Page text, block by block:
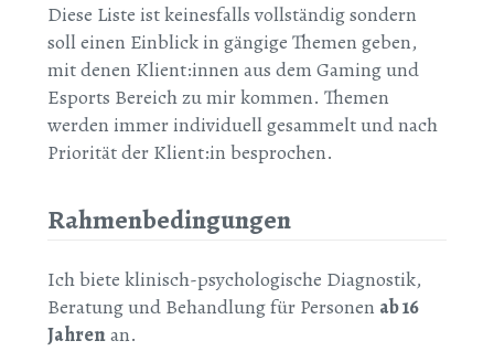
Diese Liste ist keinesfalls vollständig sondern
soll einen Einblick in gängige Themen geben,
mit denen Klient:innen aus dem Gaming und
Esports Bereich zu mir kommen. Themen
werden immer individuell gesammelt und nach
Priorität der Klient:in besprochen.
Rahmenbedingungen
Ich biete klinisch-psychologische Diagnostik,
Beratung und Behandlung für Personen ab 16
Jahrenan.